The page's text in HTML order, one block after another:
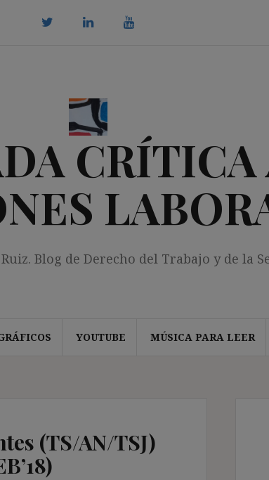
CRÍTICA
Blog de Derecho del Trabajo y de la
YOUTUBE MÚSICA PARA LEER
(TS/AN/TSJ)